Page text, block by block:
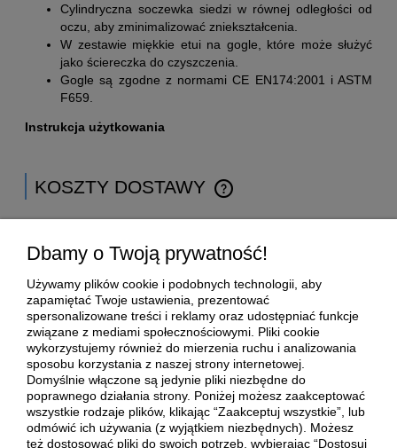
Cylindryczna soczewka siedzi w równej odległości od
oczu, aby zminimalizować zniekształcenia.
W zestawie miękkie etui na gogle, które może służyć
jako ściereczka do czyszczenia.
Gogle są zgodne z normami CE EN174:2001 i ASTM
F659.
Instrukcja użytkowania
KOSZTY DOSTAWY
CENA NIE ZAWIERA EWENTUALNYCH KOSZTÓW
Inpost Paczkomaty.
Kurier DPD 17,99 zł
POMOC
Dbamy o Twoją prywatność!
Używamy plików cookie i podobnych technologii, aby
zapamiętać Twoje ustawienia, prezentować
spersonalizowane treści i reklamy oraz udostępniać funkcje
związane z mediami społecznościowymi. Pliki cookie
wykorzystujemy również do mierzenia ruchu i analizowania
sposobu korzystania z naszej strony internetowej.
Domyślnie włączone są jedynie pliki niezbędne do
poprawnego działania strony. Poniżej możesz zaakceptować
wszystkie rodzaje plików, klikając “Zaakceptuj wszystkie”, lub
odmówić ich używania (z wyjątkiem niezbędnych). Możesz
też dostosować pliki do swoich potrzeb, wybierając “Dostosuj